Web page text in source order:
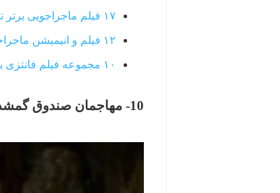
۱۷ فیلم ماجراجویی برتر تمام دوران از بدترین به بهترین
۱۲ فیلم‌ و انیمیشن ماجراجویانه برتر برای کودکان
۱۰ مجموعه فیلم فانتزی برتر که از کتاب‌ها اقتباس شدند
10- مهاجمان صندوق گمشده (Raiders Of The Lost Ark)